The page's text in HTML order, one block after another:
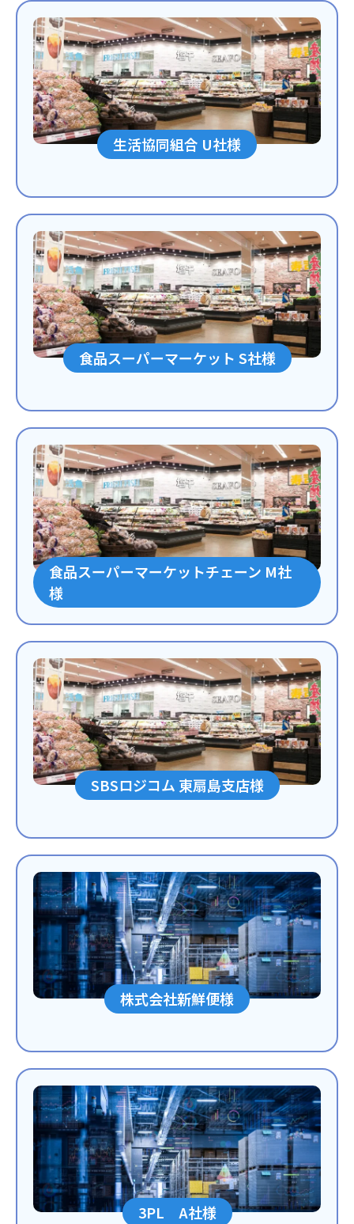
生活協同組合 U社様
食品スーパーマーケット S社様
食品スーパーマーケットチェーン M社
様
SBSロジコム 東扇島支店様
株式会社新鮮便様
3PL A社様